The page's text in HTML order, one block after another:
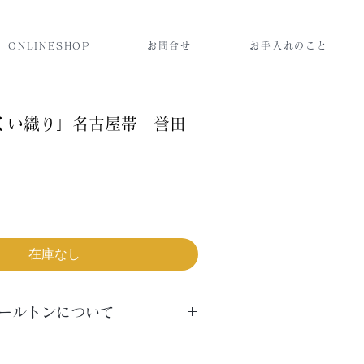
ONLINESHOP お問合せ お手入れのこと
い織り」名古屋帯 誉田
在庫なし
ルトンについて